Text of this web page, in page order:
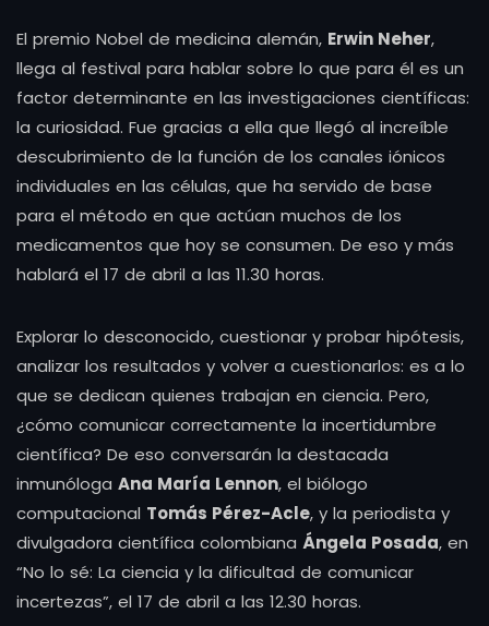
El premio Nobel de medicina alemán, Erwin Neher,
llega al festival para hablar sobre lo que para él es un
factor determinante en las investigaciones científicas:
la curiosidad. Fue gracias a ella que llegó al increíble
descubrimiento de la función de los canales iónicos
individuales en las células, que ha servido de base
para el método en que actúan muchos de los
medicamentos que hoy se consumen. De eso y más
hablará el 17 de abril a las 11.30 horas.
Explorar lo desconocido, cuestionar y probar hipótesis,
analizar los resultados y volver a cuestionarlos: es a lo
que se dedican quienes trabajan en ciencia. Pero,
¿cómo comunicar correctamente la incertidumbre
científica? De eso conversarán la destacada
inmunóloga Ana María Lennon, el biólogo
computacional Tomás Pérez-Acle, y la periodista y
divulgadora científica colombiana Ángela Posada, en
“No lo sé: La ciencia y la dificultad de comunicar
incertezas”, el 17 de abril a las 12.30 horas.